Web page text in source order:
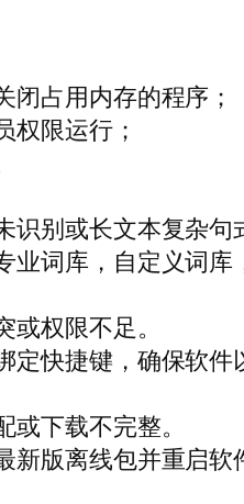
闭占用内存的程序；
权限运行；
识别或长文本复杂句
业词库，自定义词库
权限不足。
定快捷键，确保软件
下载不完整。
版离线包并重启软